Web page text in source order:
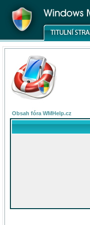
Obsah fóra WMHelp.cz